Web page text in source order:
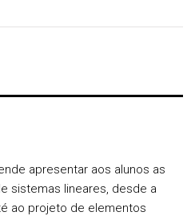
apresentar aos alunos as
sistemas lineares, desde a
ao projeto de elementos